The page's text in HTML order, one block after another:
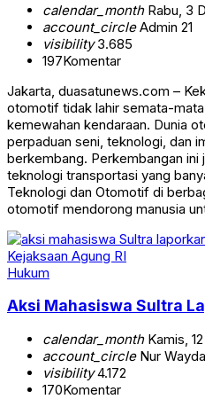
calendar_monthRabu, 3
account_circleAdmin 21
visibility3.685
197Komentar
Jakarta, duasatunews.com –
otomotif tidak lahir semata-
kemewahan kendaraan. Dunia
perpaduan seni, teknologi, dan
berkembang. Perkembangan ini
teknologi transportasi yang
Teknologi dan Otomotif di
otomotif mendorong manusia
Hukum
Aksi Mahasiswa Sultra
calendar_monthKamis,
account_circleNur Wayda
visibility4.172
170Komentar